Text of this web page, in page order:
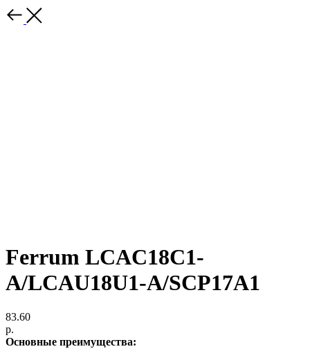
Ferrum LCAC18C1-
A/LCAU18U1-A/SCP17A1
83.60
р.
Основные преимущества: